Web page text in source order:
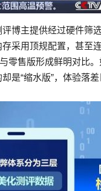
评博主提供经过硬件筛
采用顶规配置，甚至
零售版形成鲜明对比
是“缩水版”，体验落差